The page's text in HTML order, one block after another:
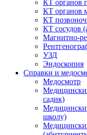
КТ органов
КТ органов
КТ
КТ сосудов
Магнитно-
УЗД
Эндоскопия
Справки и
Медосмотр
садик)
школу)